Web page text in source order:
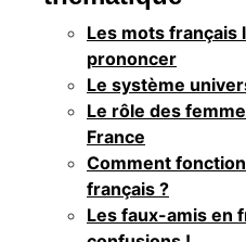
Les mots français
prononcer
Le système
Le rôle des
France
Comment
français ?
Les faux-amis en